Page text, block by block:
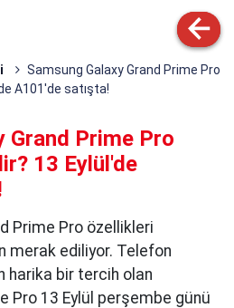
Samsung Galaxy Grand Prime Pro
A101'de satışta!
Grand Prime Pro
13 Eylül'de
Prime Pro özellikleri
merak ediliyor. Telefon
harika bir tercih olan
Pro 13 Eylül perşembe günü